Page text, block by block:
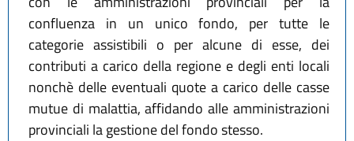
confluenza in un unico fondo, per tutte le
categorie assistibili o per alcune di esse, dei
contributi a carico della regione e degli enti locali
nonchè delle eventuali quote a carico delle casse
mutue di malattia, affidando alle amministrazioni
provinciali la gestione del fondo stesso.